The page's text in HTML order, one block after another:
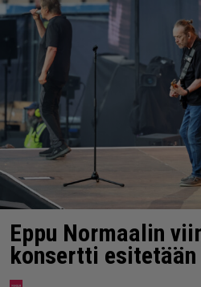
Eppu Normaalin
konsertti